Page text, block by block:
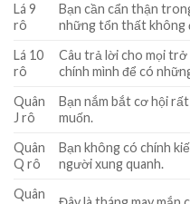
Lá 9
rô
Bạn cần cẩn thận
những tổn thất không
Lá 10
rô
Câu trả lời cho mọi trở
chính mình để có
Quân
J rô
Bạn nắm bắt cơ hội
muốn.
Quân
Q rô
Bạn không có chính
người xung quanh.
Quân